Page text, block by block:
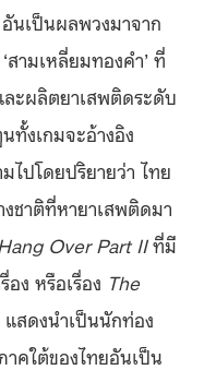
อันเป็นผลพวงมาจาก
ามเหลี่ยมทองคำ’ ที่
ละผลิตยาเสพติดระดับ
ทั้งเกมจะอ้างอิง
ปโดยปริยายว่า ไทย
ชาติที่หายาเสพติดมา
Over Part IIที่มี
อง หรือเรื่อง The
สดงนำเป็นนักท่อง
าคใต้ของไทยอันเป็น